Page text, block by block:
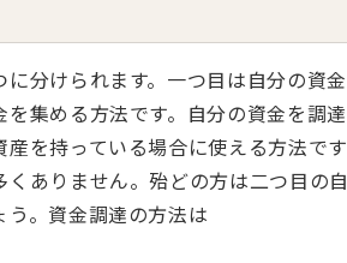
分けられます。一つ目は自分の資金
集める方法です。自分の資金を調達
を持っている場合に使える方法です
ありません。殆どの方は二つ目の自
。資金調達の方法は